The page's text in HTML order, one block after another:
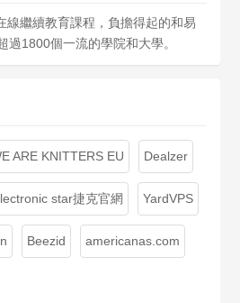
線繼續教育課程，負擔得起的和易
過1800個一流的學院和大學。
ARE KNITTERS EU Dealzer
star捷克官網 YardVPS
Beezid americanas.com